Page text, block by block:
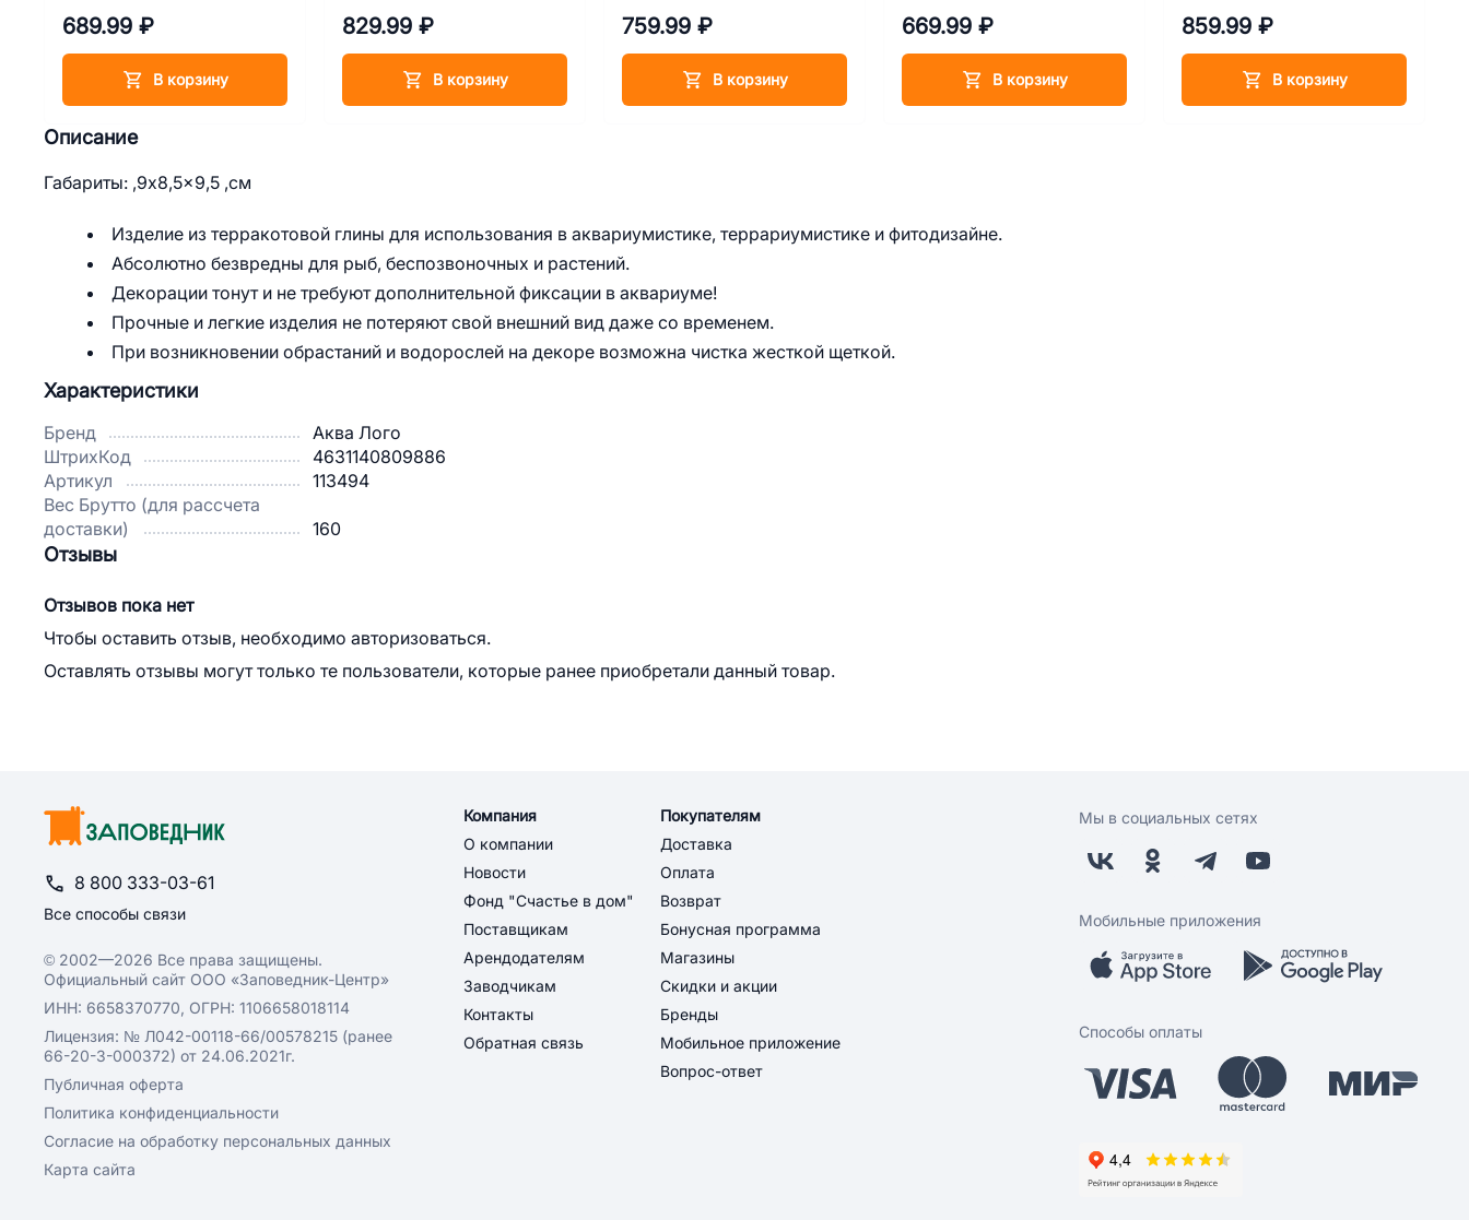
Описание
Габариты: ,9x8,5x9,5 ,см
Изделие из терракотовой глины для использования в аквариумистике, террариумистике и фитодизайне.
Абсолютно безвредны для рыб, беспозвоночных и растений.
Декорации тонут и не требуют дополнительной фиксации в аквариуме!
Прочные и легкие изделия не потеряют свой внешний вид даже со временем.
При возникновении обрастаний и водорослей на декоре возможна чистка жесткой щеткой.
689.99 ₽
В корзину
829.99 ₽
В корзину
759.99 ₽
В корзину
669.99 ₽
В корзину
859.99 ₽
В корзину
Характеристики
Бренд
Аква Лого
ШтрихКод
4631140809886
Артикул
113494
Вес Брутто (для рассчета
доставки)
160
Отзывы
Отзывов пока нет
Чтобы оставить отзыв, необходимо авторизоваться.
Оставлять отзывы могут только те пользователи, которые ранее приобретали данный товар.
8 800 333-03-61
Все способы связи
© 2002—2026 Все права защищены.
Официальный сайт ООО «Заповедник-Центр»
ИНН: 6658370770, ОГРН: 1106658018114
Лицензия: № Л042-00118-66/00578215 (ранее
66-20-3-000372) от 24.06.2021г.
Публичная оферта
Политика конфиденциальности
Согласие на обработку персональных данных
Карта сайта
Компания
О компании
Новости
Фонд "Счастье в дом"
Поставщикам
Арендодателям
Заводчикам
Контакты
Обратная связь
Покупателям
Доставка
Оплата
Возврат
Бонусная программа
Магазины
Скидки и акции
Бренды
Мобильное приложение
Вопрос-ответ
Мы в социальных сетях
Мобильные приложения
Способы оплаты